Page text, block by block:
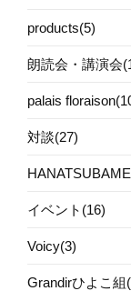
products(5)
朗読会・講演会
palais
対談(27)
イベント(16)
Voicy(3)
Grandirひよこ組